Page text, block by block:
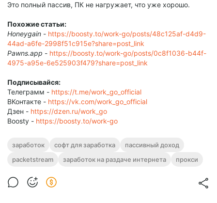
Это полный пассив, ПК не нагружает, что уже хорошо.
Похожие статьи:
Honeygain - https://boosty.to/work-go/posts/48c125af-d4d9-
44ad-a6fe-2998f51c915e?share=post_link
Pawns.app - https://boosty.to/work-go/posts/0c8f1036-b44f-
4975-a95e-6e525903f479?share=post_link
Подписывайся:
Телеграмм - https://t.me/work_go_official
ВКонтакте - https://vk.com/work_go_official
Дзен - https://dzen.ru/work_go
Boosty - https://boosty.to/work-go
заработок софт для заработка
пассивный доход
packetstream
заработок на раздаче интернета прокси